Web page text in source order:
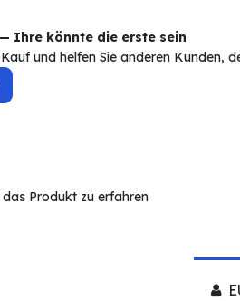
Ihre könnte die erste sein
und helfen Sie anderen Kunden,
Produkt zu erfahren